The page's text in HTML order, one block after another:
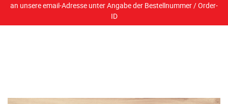
an unsere email-Adresse unter Angabe der Bestellnummer / Order-
ID